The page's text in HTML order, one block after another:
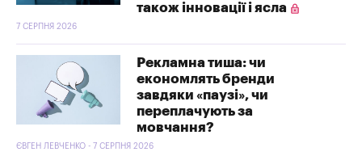
також інновації і ясла
7 СЕРПНЯ 2026
Рекламна тиша: чи
економлять бренди
завдяки «паузі», чи
переплачують за
мовчання?
ЄВГЕН ЛЕВЧЕНКО - 7 СЕРПНЯ 2026